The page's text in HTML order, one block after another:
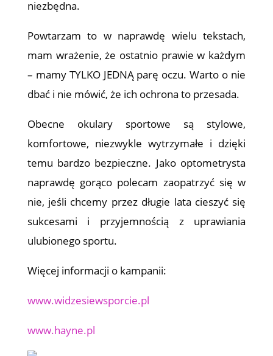
niezbędna.
Powtarzam to w naprawdę wielu tekstach,
mam wrażenie, że ostatnio prawie w każdym
– mamy TYLKO JEDNĄ parę oczu. Warto o nie
dbać i nie mówić, że ich ochrona to przesada.
Obecne okulary sportowe są stylowe,
komfortowe, niezwykle wytrzymałe i dzięki
temu bardzo bezpieczne. Jako optometrysta
naprawdę gorąco polecam zaopatrzyć się w
nie, jeśli chcemy przez długie lata cieszyć się
sukcesami i przyjemnością z uprawiania
ulubionego sportu.
Więcej informacji o kampanii:
www.widzesiewsporcie.pl
www.hayne.pl